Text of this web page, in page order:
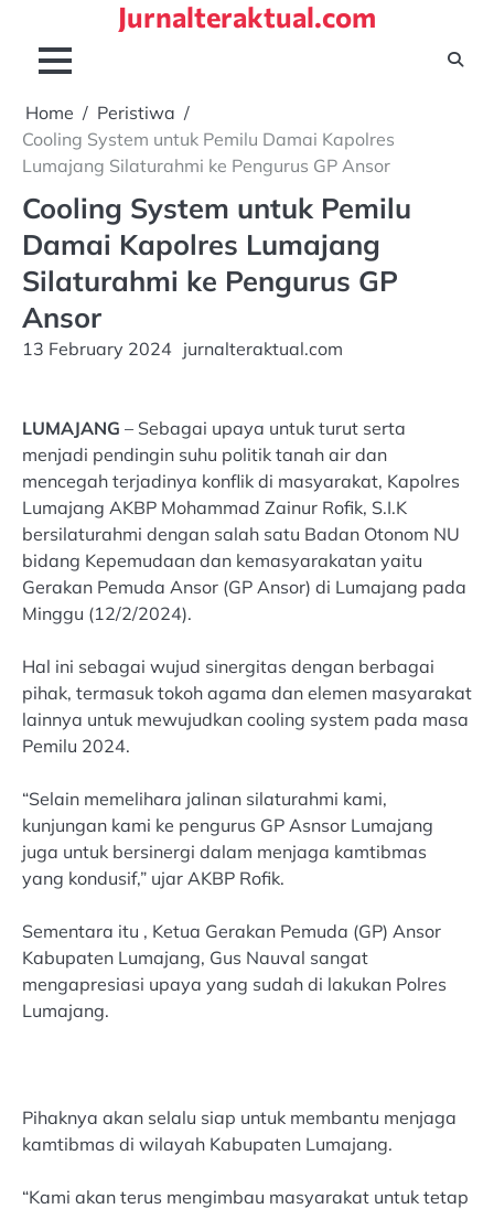
content
Jurnalteraktual.com
Home
Peristiwa
Cooling System untuk Pemilu Damai Kapolres
Lumajang Silaturahmi ke Pengurus GP Ansor
Cooling System untuk Pemilu
Damai Kapolres Lumajang
Silaturahmi ke Pengurus GP
Ansor
13 February 2024 jurnalteraktual.com
LUMAJANG – Sebagai upaya untuk turut serta
menjadi pendingin suhu politik tanah air dan
mencegah terjadinya konflik di masyarakat, Kapolres
Lumajang AKBP Mohammad Zainur Rofik, S.I.K
bersilaturahmi dengan salah satu Badan Otonom NU
bidang Kepemudaan dan kemasyarakatan yaitu
Gerakan Pemuda Ansor (GP Ansor) di Lumajang pada
Minggu (12/2/2024).
Hal ini sebagai wujud sinergitas dengan berbagai
pihak, termasuk tokoh agama dan elemen masyarakat
lainnya untuk mewujudkan cooling system pada masa
Pemilu 2024.
“Selain memelihara jalinan silaturahmi kami,
kunjungan kami ke pengurus GP Asnsor Lumajang
juga untuk bersinergi dalam menjaga kamtibmas
yang kondusif,” ujar AKBP Rofik.
Sementara itu , Ketua Gerakan Pemuda (GP) Ansor
Kabupaten Lumajang, Gus Nauval sangat
mengapresiasi upaya yang sudah di lakukan Polres
Lumajang.
Pihaknya akan selalu siap untuk membantu menjaga
kamtibmas di wilayah Kabupaten Lumajang.
“Kami akan terus mengimbau masyarakat untuk tetap